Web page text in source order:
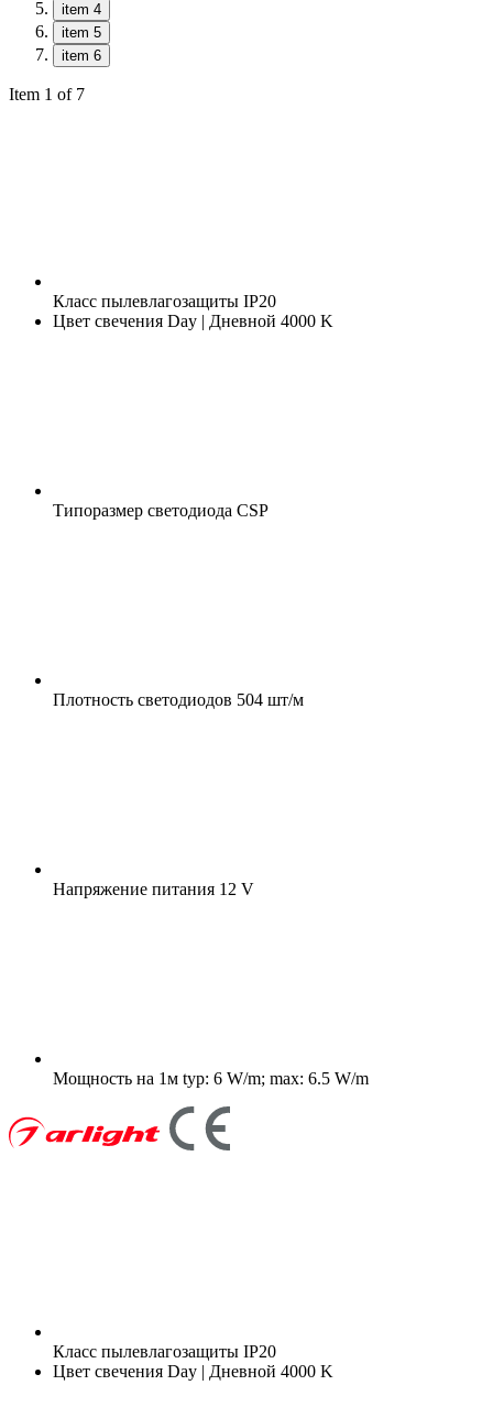
item 4
item 5
item 6
Item 1 of 7
Класс пылевлагозащиты IP20
Цвет свечения Day | Дневной 4000 K
Типоразмер светодиода CSP
Плотность светодиодов 504 шт/м
Напряжение питания 12 V
Мощность на 1м typ: 6 W/m; max: 6.5 W/m
Класс пылевлагозащиты IP20
Цвет свечения Day | Дневной 4000 K